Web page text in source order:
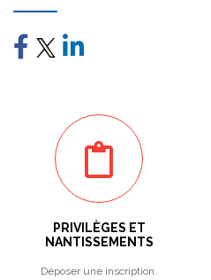
PRIVILÈGES ET
NANTISSEMENTS
Déposer une inscription.